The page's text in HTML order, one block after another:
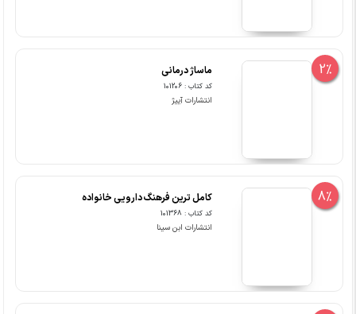
2% ماساژ درمانی
کد کتاب : 101206
انتشارات آییژ
8% کامل ترین فرهنگ دارویی خانواده
کد کتاب : 101368
انتشارات ابن سینا